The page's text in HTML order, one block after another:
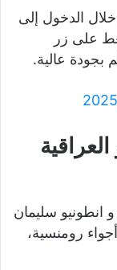
الدخول إلى
على زر
بجودة عالية.
انطونيو سليمان
رومنسية،